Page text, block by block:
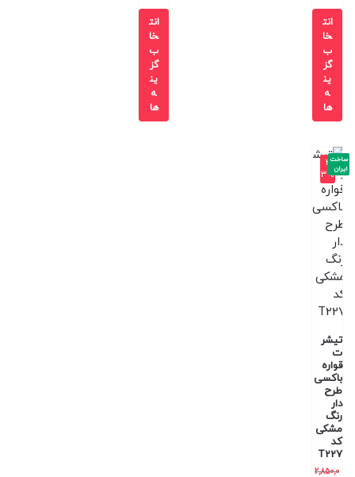
انت
خا
ب
گز
ین
ه
ها
انت
خا
ب
گز
ین
ه
ها
-3
3%
تیشر
ت
قواره
باکسی
طرح
دار
رنگ
مشکی
کد
T227
2,850,0
ساخت
ایران